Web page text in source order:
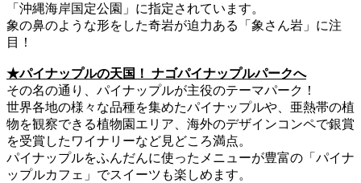
「沖縄海岸国定公園」に指定されています。
象の鼻のような形をした奇岩が迫力ある「象さん岩」に注
目！
★パイナップルの天国！ ナゴパイナップルパークへ
その名の通り、パイナップルが主役のテーマパーク！
世界各地の様々な品種を集めたパイナップルや、亜熱帯の植
物を観察できる植物園エリア、海外のデザインコンペで銀賞
を受賞したワイナリーなど見どころ満点。
パイナップルをふんだんに使ったメニューが豊富の「パイナ
ップルカフェ」でスイーツも楽しめます。